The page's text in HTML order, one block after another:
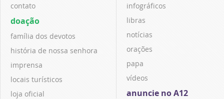
contato
doação
família dos devotos
história de nossa senhora
imprensa
locais turísticos
loja oficial
infográficos
libras
notícias
orações
papa
vídeos
anuncie no A12